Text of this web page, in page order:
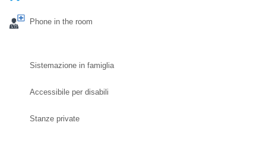
Phone in the room
Sistemazione in famiglia
Accessibile per disabili
Stanze private